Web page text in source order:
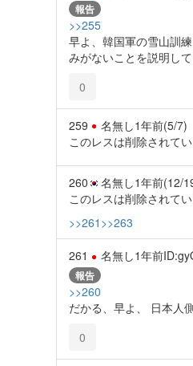
報告
>>255
早よ、韓国軍の雪山訓
みがないことを説明して
0
259 名無し1年前(5/7)
このレスは削除されて
260 名無し1年前(12/
このレスは削除されて
>>261 >>263
261 名無し1年前
報告
>>260
だかる、早よ、 日本人
0